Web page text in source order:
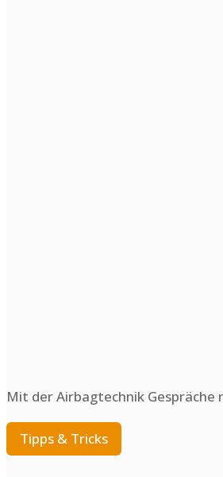
Mit der Airbagtechnik
Tipps & Tricks